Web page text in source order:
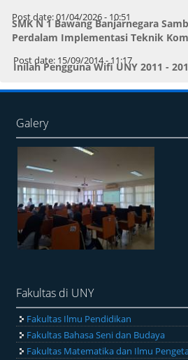
Post date:01/04/2026 - 10:51
SMK N 1 Bawang Banjarnegara
Perdalam Implementasi Teknik
Post date: 15/09/2014 - 11:17
Inilah Pengguna Wifi UNY 2011 -
Galery
Fakultas di UNY
Fakultas Ilmu Pendidikan
Fakultas Bahasa Seni dan Budaya
Fakultas Matematika dan Ilmu